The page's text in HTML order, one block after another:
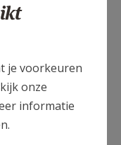
je voorkeuren
onze
informatie